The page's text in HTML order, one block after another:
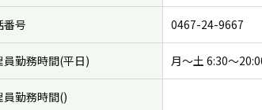
番号 0467-24-9667
員勤務時間(平日) 月〜土 6:30〜
員勤務時間()